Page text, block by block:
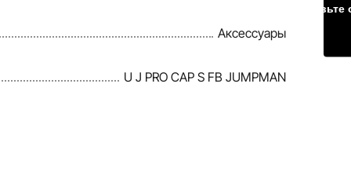
Аксессуары
U J PRO CAP S FB JUMPMAN
Оставьте